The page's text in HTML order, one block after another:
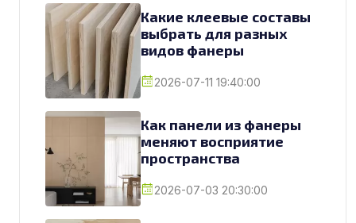
Какие клеевые составы
выбрать для разных
видов фанеры
2026-07-11 19:40:00
Как панели из фанеры
меняют восприятие
пространства
2026-07-03 20:30:00